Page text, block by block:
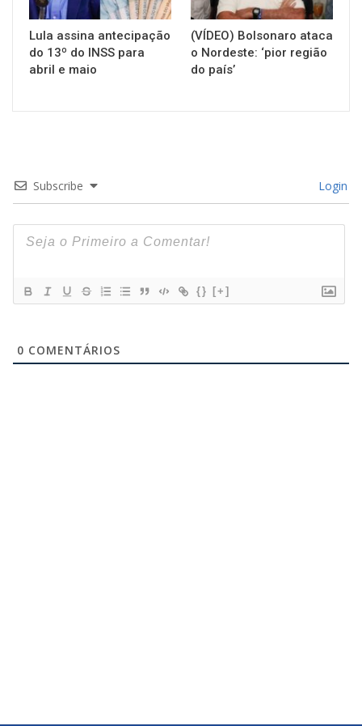
Lula assina antecipação
do 13º do INSS para
abril e maio
(VÍDEO) Bolsonaro ataca
o Nordeste: ‘pior região
do país’
Subscribe Login
{} [+]
0 COMENTÁRIOS